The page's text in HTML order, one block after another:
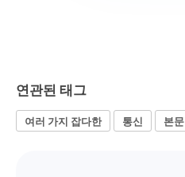
연관된 태그
여러 가지 잡다한 통신 본문